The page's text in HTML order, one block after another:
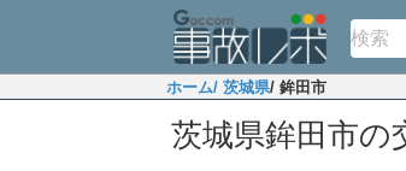
ホーム/ 茨城県/ 鉾田市
茨城県鉾田市の